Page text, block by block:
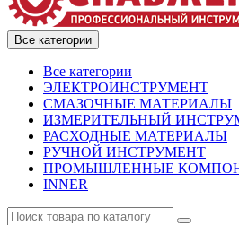
Все категории
Все категории
ЭЛЕКТРОИНСТРУМЕНТ
СМАЗОЧНЫЕ МАТЕРИАЛЫ
ИЗМЕРИТЕЛЬНЫЙ
РАСХОДНЫЕ МАТЕРИАЛЫ
РУЧНОЙ ИНСТРУМЕНТ
ПРОМЫШЛЕННЫЕ
INNER